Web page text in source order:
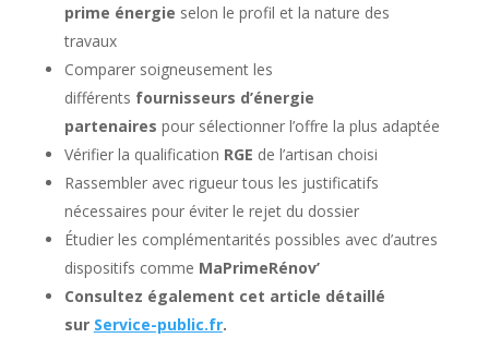
prime énergie selon le profil et la nature des
travaux
Comparer soigneusement les
différents fournisseurs d’énergie
partenaires pour sélectionner l’offre la plus adaptée
Vérifier la qualification RGE de l’artisan choisi
Rassembler avec rigueur tous les justificatifs
nécessaires pour éviter le rejet du dossier
Étudier les complémentarités possibles avec d’autres
dispositifs comme MaPrimeRénov’
Consultez également cet article détaillé
sur Service-public.fr.